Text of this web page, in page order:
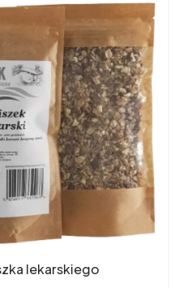
lekarskiego